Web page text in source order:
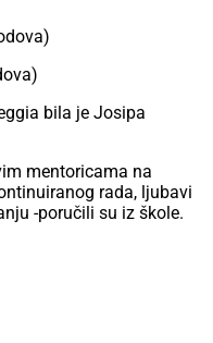
bila je Josipa
mentoricama na
rada, ljubavi
-poručili su iz škole.